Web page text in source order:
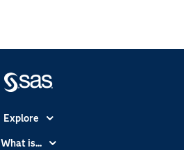
Explore
Accessibility
What is...